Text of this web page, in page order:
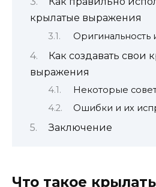
крылатые выражения
Оригинальность
Как создавать свои
выражения
Некоторые
Ошибки и их
Заключение
Что такое